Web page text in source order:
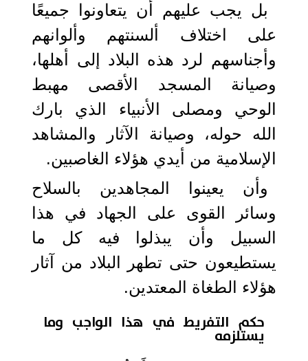
بل يجب عليهم أن يتعاونوا جميعًا
على اختلاف ألسنتهم وألوانهم
وأجناسهم لرد هذه البلاد إلى أهلها،
وصيانة المسجد الأقصى مهبط
الوحي ومصلى الأنبياء الذي بارك
الله حوله، وصيانة الآثار والمشاهد
الإسلامية من أيدي هؤلاء الغاصبين.
وأن يعينوا المجاهدين بالسلاح
وسائر القوى على الجهاد في هذا
السبيل وأن يبذلوا فيه كل ما
يستطيعون حتى تطهر البلاد من آثار
هؤلاء الطغاة المعتدين.
حكم التفريط في هذا الواجب وما
يستلزمه